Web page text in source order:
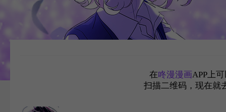
在咚漫漫画APP上
扫描二维码，现在就